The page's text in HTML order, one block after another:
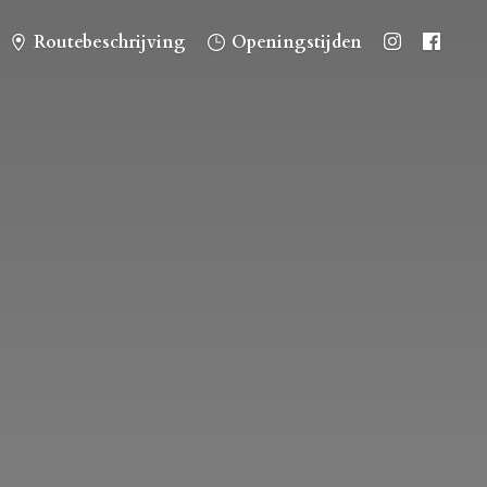
Routebeschrijving Openingstijden